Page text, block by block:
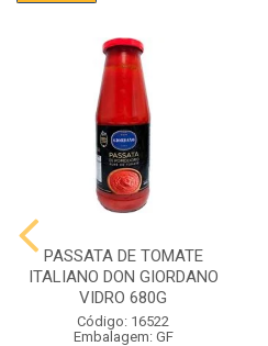
PASSATA DE TOMATE
ITALIANO DON GIORDANO
VIDRO 680G
Código: 16522
Embalagem: GF